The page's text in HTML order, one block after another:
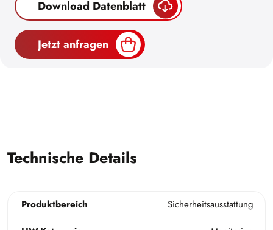
Download Datenblatt
Jetzt anfragen
Technische Details
Produktbereich
Sicherheitsausstattung